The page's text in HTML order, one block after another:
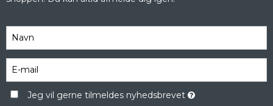
Jeg vil gerne tilmeldes nyhedsbrevet